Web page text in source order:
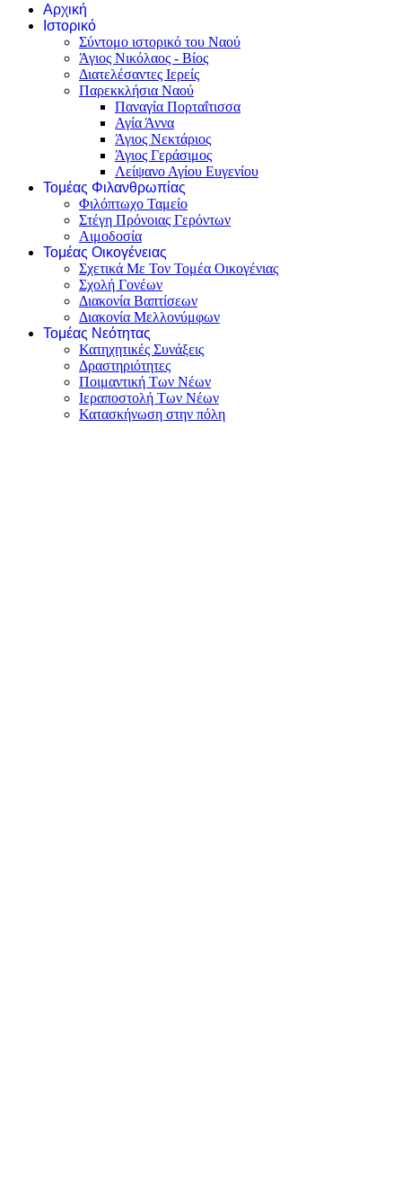
Αρχική
Ιστορικό
Σύντομο ιστορικό του Ναού
Άγιος Νικόλαος - Βίος
Διατελέσαντες Ιερείς
Παρεκκλήσια Ναού
Παναγία Πορταΐτισσα
Αγία Άννα
Άγιος Νεκτάριος
Άγιος Γεράσιμος
Λείψανο Αγίου Ευγενίου
Τομέας Φιλανθρωπίας
Φιλόπτωχο Ταμείο
Στέγη Πρόνοιας Γερόντων
Αιμοδοσία
Τομέας Οικογένειας
Σχετικά Με Τον Τομέα Οικογένιας
Σχολή Γονέων
Διακονία Βαπτίσεων
Διακονία Μελλονύμφων
Τομέας Νεότητας
Κατηχητικές Συνάξεις
Δραστηριότητες
Ποιμαντική Των Νέων
Ιεραποστολή Των Νέων
Κατασκήνωση στην πόλη